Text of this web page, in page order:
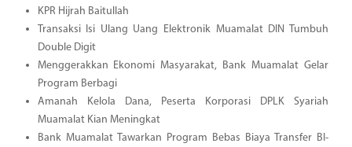
KPR Hijrah Baitullah
Transaksi Isi Ulang Uang Elektronik Muamalat DIN Tumbuh
Double Digit
Menggerakkan Ekonomi Masyarakat, Bank Muamalat Gelar
Program Berbagi
Amanah Kelola Dana, Peserta Korporasi DPLK Syariah
Muamalat Kian Meningkat
Bank Muamalat Tawarkan Program Bebas Biaya Transfer BI-